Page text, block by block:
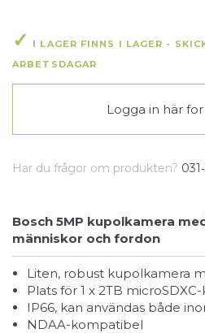
I LAGER FINNS I LAGER -
ARBETSDAGAR
Logga in här
Har du frågor om produkten?
Bosch 5MP kupolkamera
människor och fordon
Liten, robust kupolkamera
Plats för 1 x 2TB
IP66, kan användas både
NDAA-kompatibel